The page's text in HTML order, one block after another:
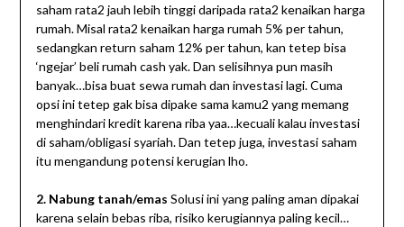
saham rata2 jauh lebih tinggi daripada rata2 kenaikan harga
rumah. Misal rata2 kenaikan harga rumah 5% per tahun,
sedangkan return saham 12% per tahun, kan tetep bisa
‘ngejar’ beli rumah cash yak. Dan selisihnya pun masih
banyak…bisa buat sewa rumah dan investasi lagi. Cuma
opsi ini tetep gak bisa dipake sama kamu2 yang memang
menghindari kredit karena riba yaa…kecuali kalau investasi
di saham/obligasi syariah. Dan tetep juga, investasi saham
itu mengandung potensi kerugian lho.
2. Nabung tanah/emas Solusi ini yang paling aman dipakai
karena selain bebas riba, risiko kerugiannya paling kecil…